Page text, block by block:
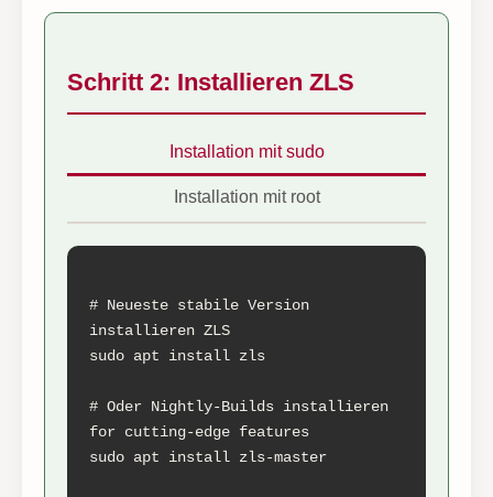
Schritt 2: Installieren ZLS
Installation mit sudo
Installation mit root
# Neueste stabile Version
installieren ZLS
sudo apt install zls
# Oder Nightly-Builds installieren
for cutting-edge features
sudo apt install zls-master